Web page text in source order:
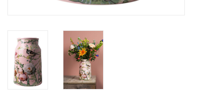
Brievenbus Kadootjes
Kadobonnen